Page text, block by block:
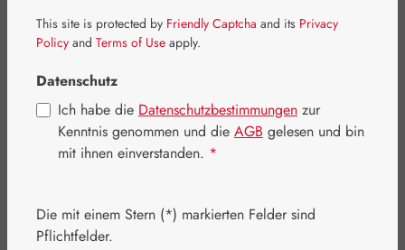
Preise inkl. MwSt. zzgl. Versandkosten
This site is protected by Friendly Captcha and its Privacy
Policy and Terms of Use apply.
Datenschutz
Ich habe die Datenschutzbestimmungen zur
Kenntnis genommen und die AGB gelesen und bin
mit ihnen einverstanden. *
Die mit einem Stern (*) markierten Felder sind
Pflichtfelder.